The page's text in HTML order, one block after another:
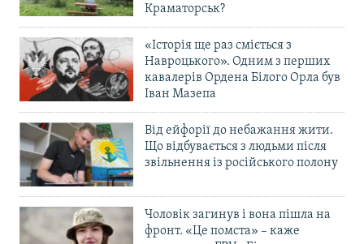
Краматорськ?
«Історія ще раз сміється з
Навроцького». Одним з перших
кавалерів Ордена Білого Орла був
Іван Мазепа
Від ейфорії до небажання жити.
Що відбувається з людьми після
звільнення із російського полону
Чоловік загинув і вона пішла на
фронт. «Це помста» – каже